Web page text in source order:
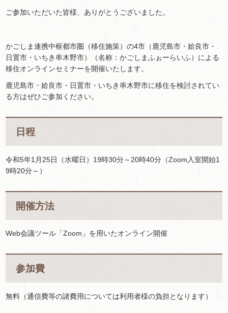
ご参加いただいた皆様、ありがとうございました。
かごしま連携中枢都市圏（移住施策）の4市（鹿児島市・姶良市・
日置市・いちき串木野市）（名称：かごしまふぉーらいふ）による
移住オンラインセミナーを開催いたします。
鹿児島市・姶良市・日置市・いちき串木野市に移住を検討されてい
る方はぜひご参加ください。
日程
令和5年1月25日（水曜日）19時30分～20時40分（Zoom入室開始1
9時20分～）
開催方法
Web会議ツール「Zoom」を用いたオンライン開催
参加費
無料（通信費等の諸費用については利用者様の負担となります）